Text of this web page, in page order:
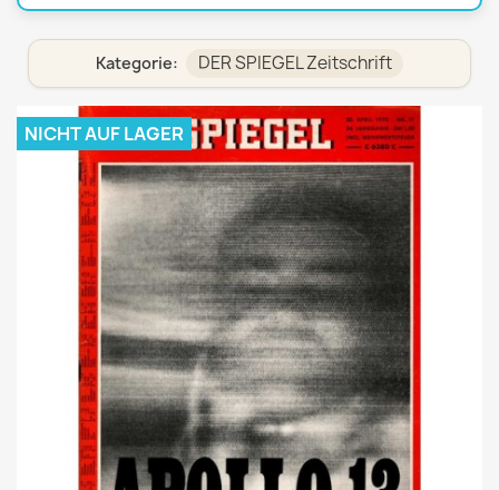
Kategorie: DER SPIEGEL Zeitschrift
NICHT AUF LAGER